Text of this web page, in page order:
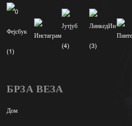
БРЗА ВЕЗА
Дом